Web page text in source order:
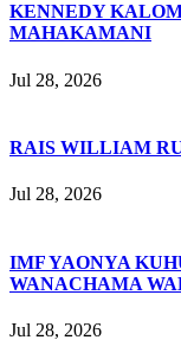
KENNEDY
MAHAKAMANI
Jul 28, 2026
RAIS WILLIAM
Jul 28, 2026
IMF YAONYA
WANACHAMA
Jul 28, 2026